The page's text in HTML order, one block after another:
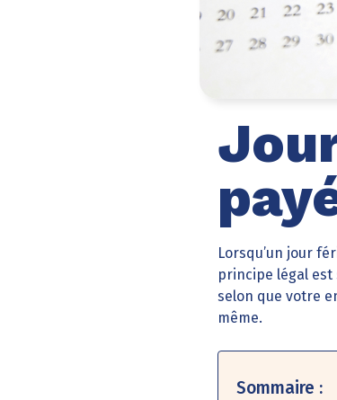
Lorsqu’un jour
principe légal
selon que votre
même.
Sommaire :